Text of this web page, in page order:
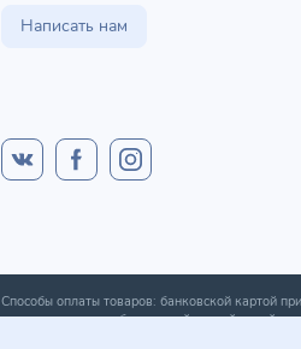
Написать нам
Способы оплаты товаров: банковской картой
получении; оплата банковской картой онлайн;